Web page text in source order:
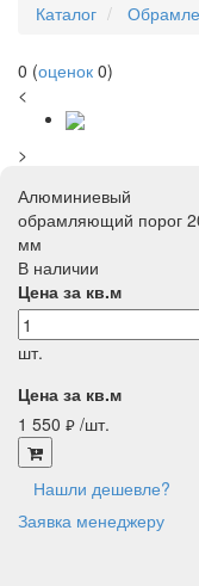
Каталог
0 (оценок 0)
<
>
Алюминиевый
обрамляющий порог
мм
В наличии
Цена за кв.м
шт.
Цена за кв.м
1 550 руб. /шт.
Нашли дешевле?
Заявка менеджеру